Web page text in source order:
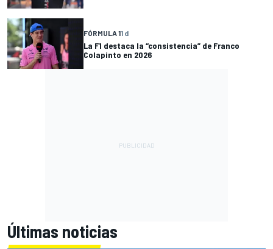
FÓRMULA 11 d
La F1 destaca la “consistencia” de Franco
Colapinto en 2026
Últimas noticias